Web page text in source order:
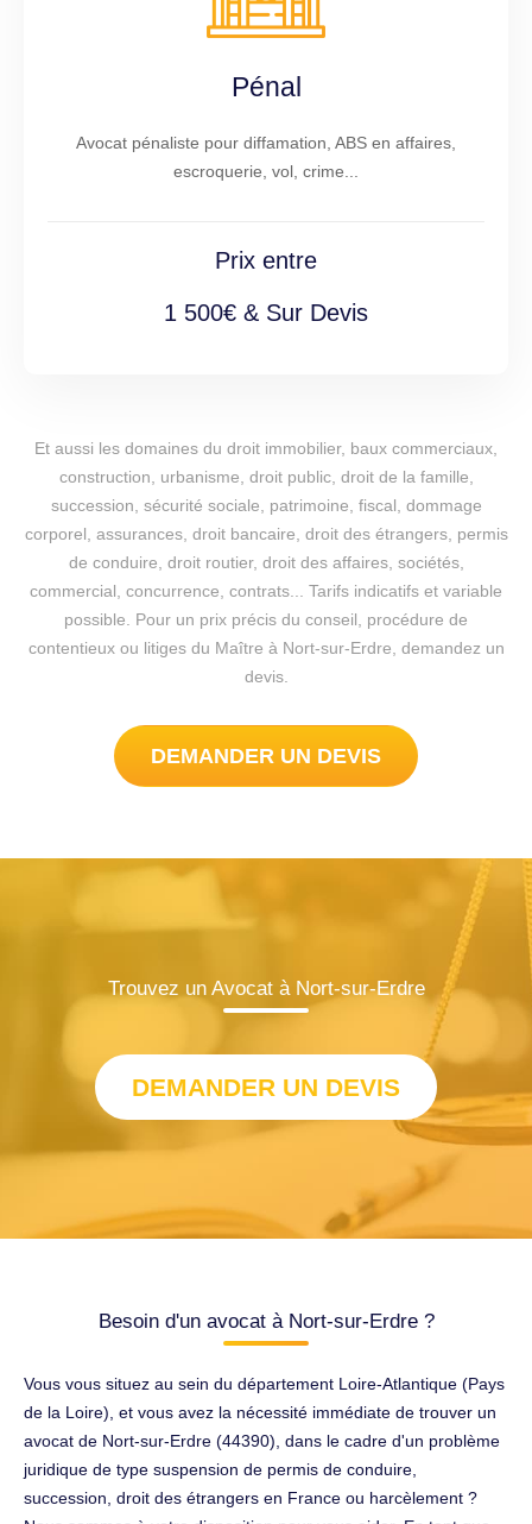
Pénal
Avocat pénaliste pour diffamation, ABS en affaires,
escroquerie, vol, crime...
Prix entre
1 500€ & Sur Devis
Et aussi les domaines du droit immobilier, baux commerciaux,
construction, urbanisme, droit public, droit de la famille,
succession, sécurité sociale, patrimoine, fiscal, dommage
corporel, assurances, droit bancaire, droit des étrangers, permis
de conduire, droit routier, droit des affaires, sociétés,
commercial, concurrence, contrats... Tarifs indicatifs et variable
possible. Pour un prix précis du conseil, procédure de
contentieux ou litiges du Maître à Nort-sur-Erdre, demandez un
devis.
DEMANDER UN DEVIS
Trouvez un Avocat à Nort-sur-Erdre
DEMANDER UN DEVIS
Besoin d'un avocat à Nort-sur-Erdre ?
Vous vous situez au sein du département Loire-Atlantique (Pays
de la Loire), et vous avez la nécessité immédiate de trouver un
avocat de Nort-sur-Erdre (44390), dans le cadre d'un problème
juridique de type suspension de permis de conduire,
succession, droit des étrangers en France ou harcèlement ?